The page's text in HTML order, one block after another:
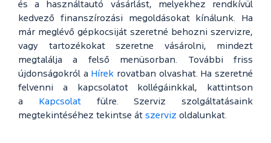
és a használtautó vásárlást, melyekhez rendkívül
kedvező finanszírozási megoldásokat kínálunk. Ha
már meglévő gépkocsiját szeretné behozni szervizre,
vagy tartozékokat szeretne vásárolni, mindezt
megtalálja a felső menüsorban. További friss
újdonságokról a Hírek rovatban olvashat. Ha szeretné
felvenni a kapcsolatot kollégáinkkal, kattintson
a
Kapcsolatfülre. Szerviz szolgáltatásaink
megtekintéséhez tekintse át szerviz oldalunkat.